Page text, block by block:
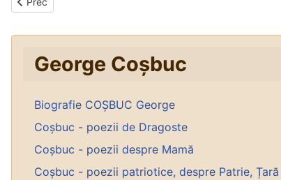
George Coșbuc
Biografie COȘBUC George
Coșbuc - poezii de Dragoste
Coșbuc - poezii despre Mamă
Coșbuc - poezii patriotice, despre Patrie, Țară